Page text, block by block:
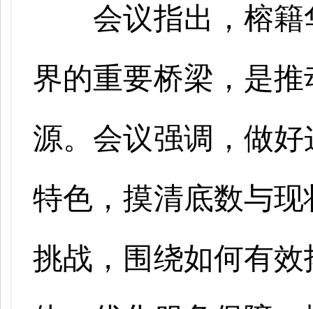
会议指出，榕
界的重要桥梁，是
源。会议强调，做
特色，摸清底数与
挑战，围绕如何有